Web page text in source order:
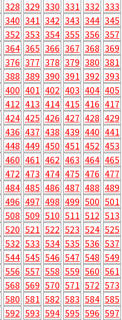
328 329 330 331 332 333
340 341 342 343 344 345
352 353 354 355 356 357
364 365 366 367 368 369
376 377 378 379 380 381
388 389 390 391 392 393
400 401 402 403 404 405
412 413 414 415 416 417
424 425 426 427 428 429
436 437 438 439 440 441
448 449 450 451 452 453
460 461 462 463 464 465
472 473 474 475 476 477
484 485 486 487 488 489
496 497 498 499 500 501
508 509 510 511 512 513
520 521 522 523 524 525
532 533 534 535 536 537
544 545 546 547 548 549
556 557 558 559 560 561
568 569 570 571 572 573
580 581 582 583 584 585
592 593 594 595 596 597